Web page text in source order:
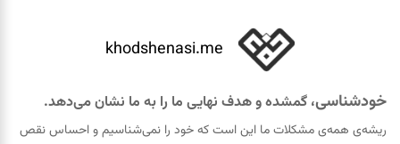
khodshenasi.me
خودشناسی، گمشده و هدف نهایی ما را به ما نشان می‌دهد.
ریشه‌ی همه‌ی مشکلات ما این است که خود را نمی‌شناسیم و احساس نقص